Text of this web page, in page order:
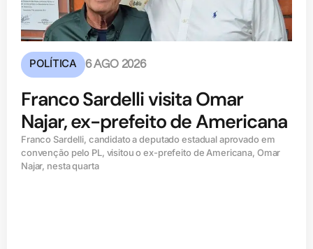
POLÍTICA 6 AGO 2026
Franco Sardelli visita Omar
Najar, ex-prefeito de Americana
Franco Sardelli, candidato a deputado estadual aprovado em
convenção pelo PL, visitou o ex-prefeito de Americana, Omar
Najar, nesta quarta